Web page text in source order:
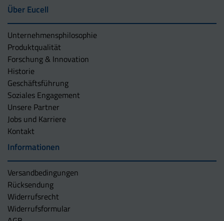
Über Eucell
Unternehmens­philosophie
Produktqualität
Forschung & Innovation
Historie
Geschäftsführung
Soziales Engagement
Unsere Partner
Jobs und Karriere
Kontakt
Informationen
Versandbedingungen
Rücksendung
Widerrufsrecht
Widerrufsformular